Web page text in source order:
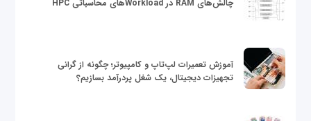
چالش‌های RAM در Workloadهای محاسباتی HPC
آموزش تعمیرات لپ‌تاپ و کامپیوتر؛ چگونه از گرانی
تجهیزات دیجیتال، یک شغل پردرآمد بسازیم؟